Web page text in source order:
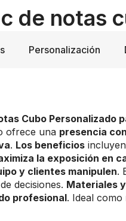
de notas
Personalización
Cubo Personalizado
ofrece una presencia
. Los beneficios incluyen
la exposición en
y clientes manipulen.
decisiones. Materiales
profesional. Ideal como